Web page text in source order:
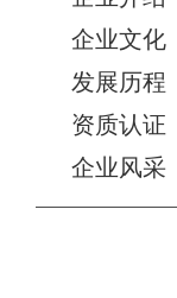
企业文化
发展历程
资质认证
企业风采